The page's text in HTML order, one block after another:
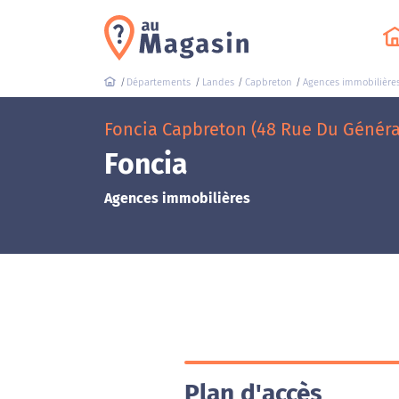
Départements Landes Capbreton Agences
Foncia Capbreton (48 Rue Du
Foncia
Agences immobilières